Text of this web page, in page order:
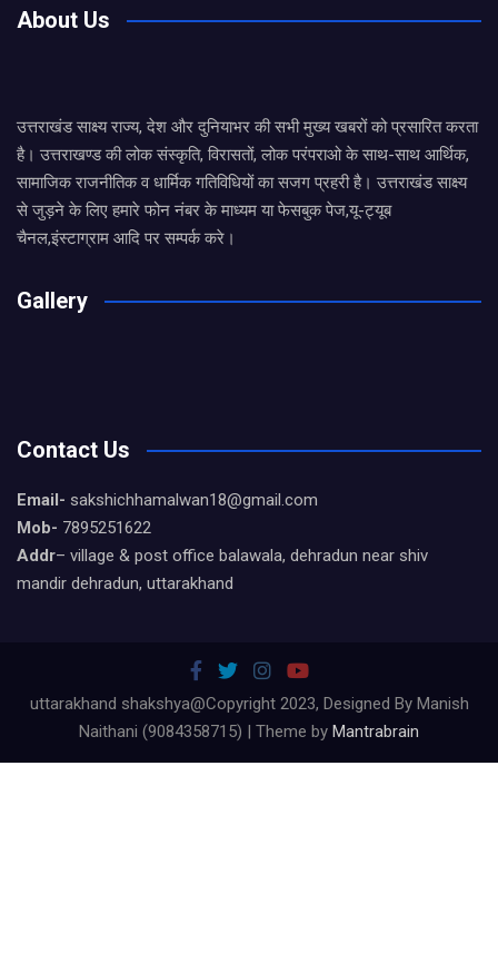
About Us
उत्तराखंड साक्ष्य राज्य, देश और दुनियाभर की सभी मुख्य खबरों को प्रसारित करता
है। उत्तराखण्ड की लोक संस्कृति, विरासतों, लोक परंपराओ के साथ-साथ आर्थिक,
सामाजिक राजनीतिक व धार्मिक गतिविधियों का सजग प्रहरी है। उत्तराखंड साक्ष्य
से जुड़ने के लिए हमारे फोन नंबर के माध्यम या फेसबुक पेज,यू-ट्यूब
चैनल,इंस्टाग्राम आदि पर सम्पर्क करे।
Gallery
Contact Us
Email- sakshichhamalwan18@gmail.com
Mob- 7895251622
Addr– village & post office balawala, dehradun near shiv
mandir dehradun, uttarakhand
uttarakhand shakshya@Copyright 2023, Designed By Manish
Naithani (9084358715) | Theme by Mantrabrain